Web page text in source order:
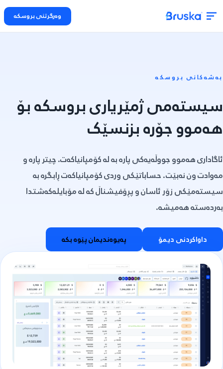
وەرگرتنی بروسکە
بەشەکانی بروسکە
سیستەمی ژمێریاری بروسکە بۆ
هەموو جۆرە بزنسێک
ئاگاداری هەموو جووڵەیەکی پارە بە لە کۆمپانیاکەت. چیتر پارە و
مەوادت ون نەبێت. حساباتێکی وردی کۆمپانیاکەت ڕابگرە بە
سیستەمێکی زۆر ئاسان و پڕۆفیشناڵ کە لە مۆبایلەکەشتدا
بەردەستە هەمیشە.
داواکردنی دیمۆ پەیوەندیمان پێوە بکە